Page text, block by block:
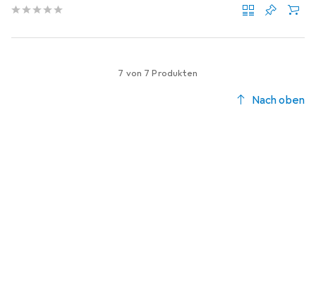
7 von 7 Produkten
Nach oben